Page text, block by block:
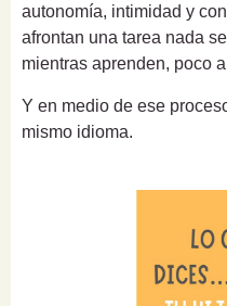
autonomía, intimidad y
afrontan una tarea nada
mientras aprenden, poco
Y en medio de ese
mismo idioma.